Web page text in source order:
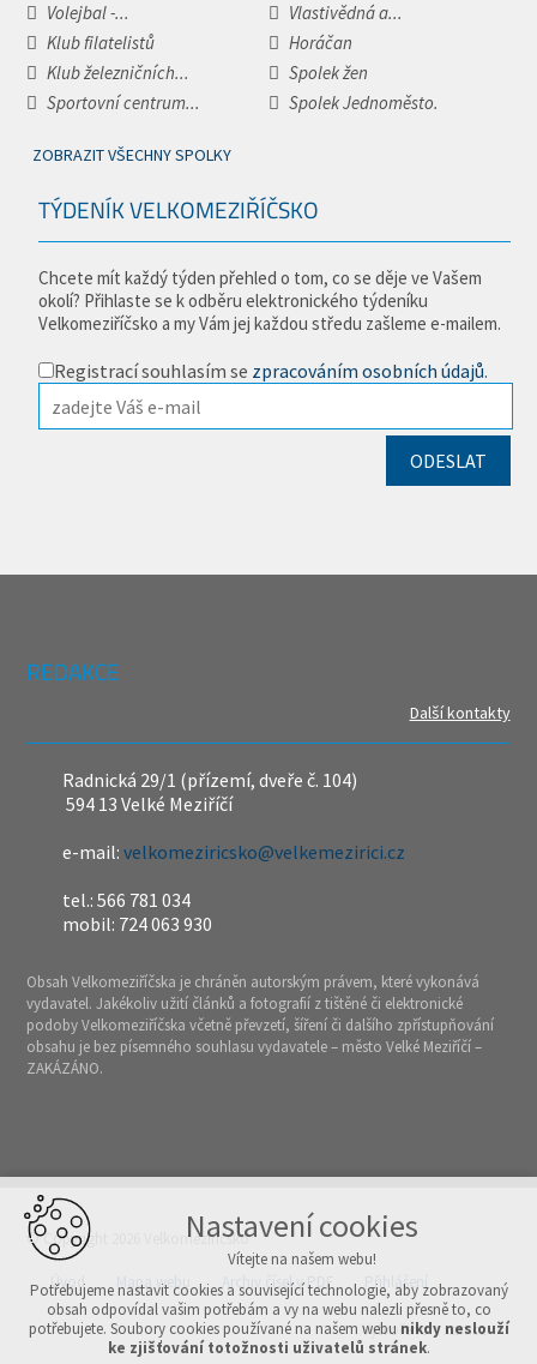
Volejbal -...
Vlastivědná a...
Klub filatelistů
Horáčan
Klub železničních...
Spolek žen
Sportovní centrum...
Spolek Jednoměsto.
ZOBRAZIT VŠECHNY SPOLKY
TÝDENÍK VELKOMEZIŘÍČSKO
Chcete mít každý týden přehled o tom, co se děje ve Vašem
okolí? Přihlaste se k odběru elektronického týdeníku
Velkomeziříčsko a my Vám jej každou středu zašleme e-mailem.
Registrací souhlasím se zpracováním osobních údajů.
REDAKCE
Další kontakty
Radnická 29/1 (přízemí, dveře č. 104)
594 13 Velké Meziříčí
e-mail:velkomeziricsko@velkemezirici.cz
tel.: 566 781 034
mobil: 724 063 930
Obsah Velkomeziříčska je chráněn autorským právem, které vykonává
vydavatel. Jakékoliv užití článků a fotografií z tištěné či elektronické
podoby Velkomeziříčska včetně převzetí, šíření či dalšího zpřístupňování
obsahu je bez písemného souhlasu vydavatele – město Velké Meziříčí –
ZAKÁZÁNO.
© Copyright 2026 Velkomeziříčsko
Úvod Mapa webu Archiv čísel v PDF Přihlášení
Vytvořeno v xart.cz
Nastavení cookies
Vítejte na našem webu!
Potřebujeme nastavit cookies a související technologie, aby zobrazovaný
obsah odpovídal vašim potřebám a vy na webu nalezli přesně to, co
potřebujete. Soubory cookies používané na našem webu nikdy neslouží
ke zjišťování totožnosti uživatelů stránek.